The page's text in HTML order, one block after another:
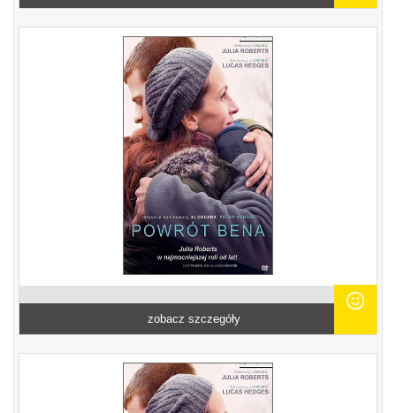
zobacz szczegóły